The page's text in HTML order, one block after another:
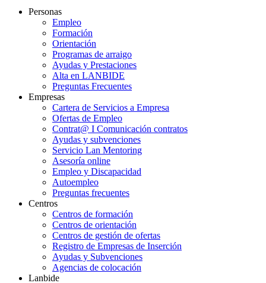
Personas
Empleo
Formación
Orientación
Programas de arraigo
Ayudas y Prestaciones
Alta en LANBIDE
Preguntas Frecuentes
Empresas
Cartera de Servicios a Empresa
Ofertas de Empleo
Contrat@ I Comunicación contratos
Ayudas y subvenciones
Servicio Lan Mentoring
Asesoría online
Empleo y Discapacidad
Autoempleo
Preguntas frecuentes
Centros
Centros de formación
Centros de orientación
Centros de gestión de ofertas
Registro de Empresas de Inserción
Ayudas y Subvenciones
Agencias de colocación
Lanbide